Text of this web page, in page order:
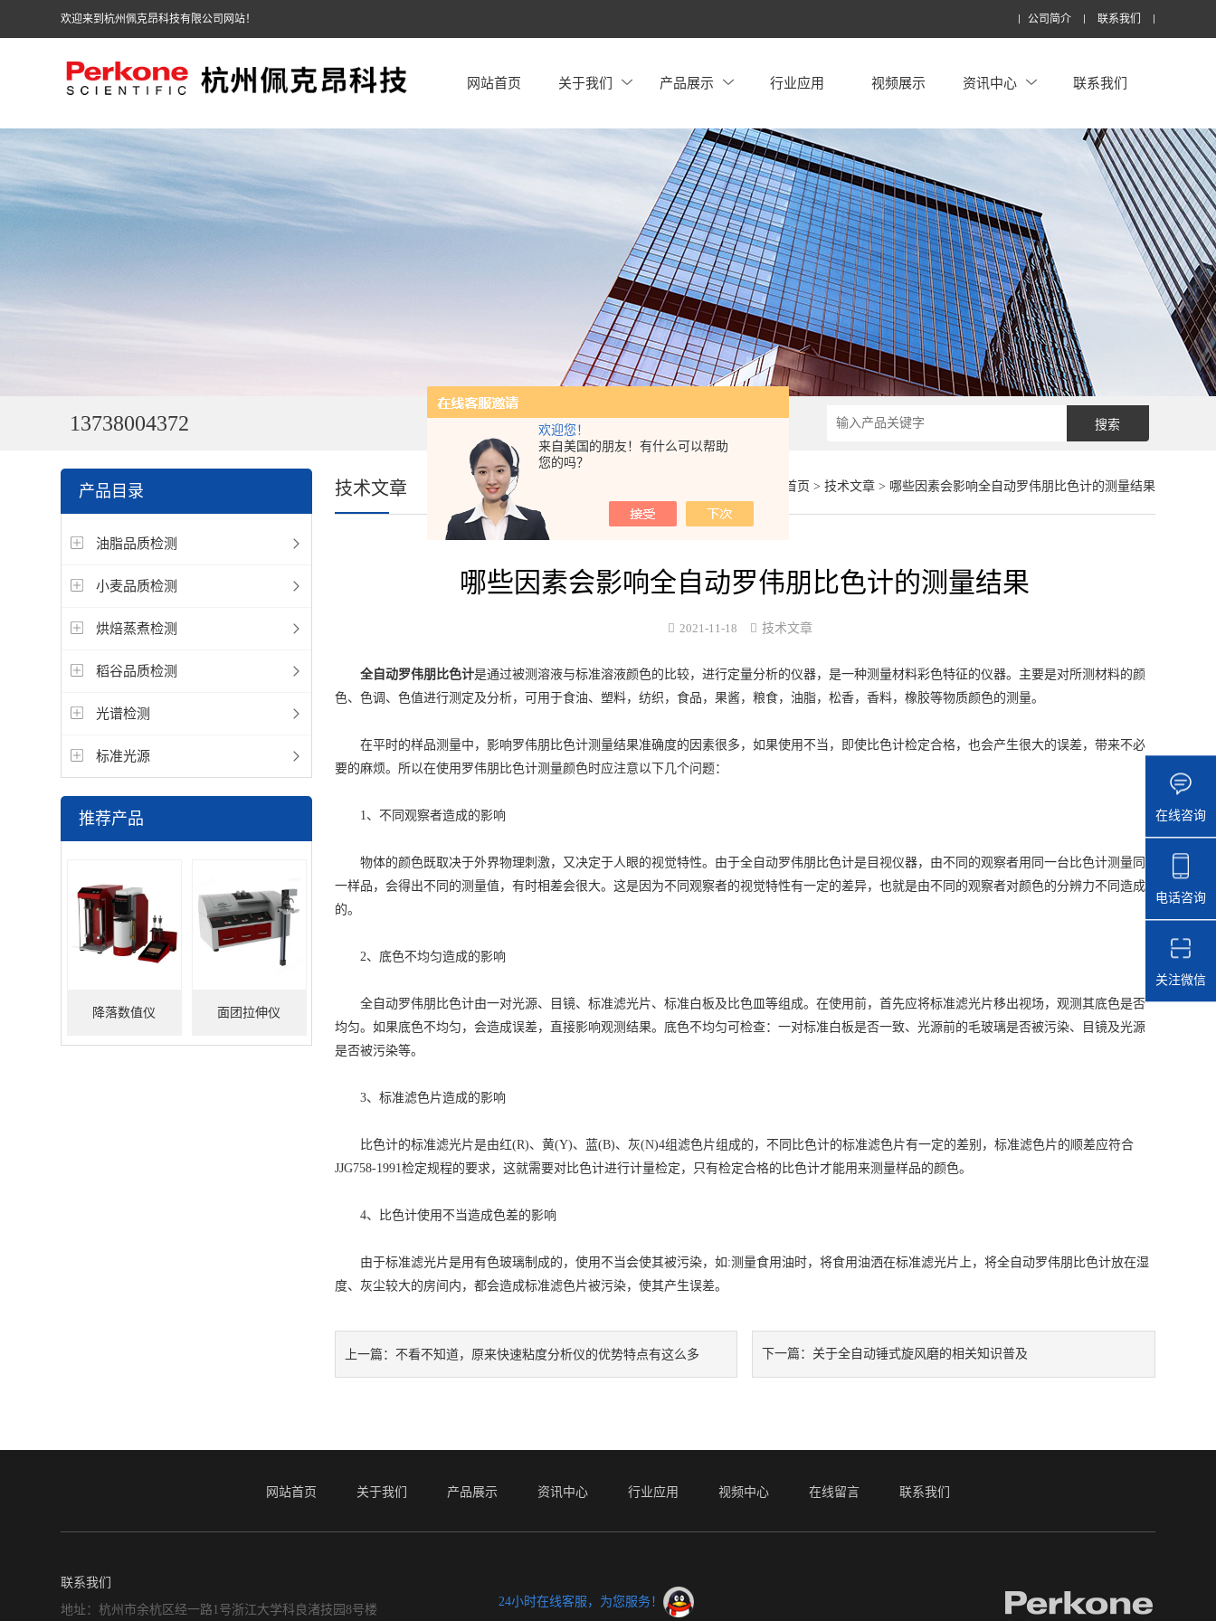
欢迎您！
来自美国的朋友！有什么可以帮助
您的吗？
欢迎来到杭州佩克昂科技有限公司网站！ 公司简介 联系我们
网站首页 关于我们 产品展示 行业应用 视频展示 资讯中心 联系我们
13738004372
产品目录
油脂品质检测
小麦品质检测
烘焙蒸煮检测
稻谷品质检测
光谱检测
标准光源
推荐产品
降落数值仪 面团拉伸仪
首页 > 技术文章> 哪些因素会影响全自动罗伟朋比色计的测量结果
技术文章
哪些因素会影响全自动罗伟朋比色计的测量结果
2021-11-18 技术文章
全自动罗伟朋比色计是通过被测溶液与标准溶液颜色的比较，进行定量分析的仪器，是一种测量材料彩色特征的仪器。主要是对所测材料的颜
色、色调、色值进行测定及分析，可用于食油、塑料，纺织，食品，果酱，粮食，油脂，松香，香料，橡胶等物质颜色的测量。
在平时的样品测量中，影响罗伟朋比色计测量结果准确度的因素很多，如果使用不当，即使比色计检定合格，也会产生很大的误差，带来不必
要的麻烦。所以在使用罗伟朋比色计测量颜色时应注意以下几个问题：
1、不同观察者造成的影响
物体的颜色既取决于外界物理刺激，又决定于人眼的视觉特性。由于全自动罗伟朋比色计是目视仪器，由不同的观察者用同一台比色计测量同
一样品，会得出不同的测量值，有时相差会很大。这是因为不同观察者的视觉特性有一定的差异，也就是由不同的观察者对颜色的分辨力不同造成
的。
2、底色不均匀造成的影响
全自动罗伟朋比色计由一对光源、目镜、标准滤光片、标准白板及比色皿等组成。在使用前，首先应将标准滤光片移出视场，观测其底色是否
均匀。如果底色不均匀，会造成误差，直接影响观测结果。底色不均匀可检查：一对标准白板是否一致、光源前的毛玻璃是否被污染、目镜及光源
是否被污染等。
3、标准滤色片造成的影响
比色计的标准滤光片是由红(R)、黄(Y)、蓝(B)、灰(N)4组滤色片组成的，不同比色计的标准滤色片有一定的差别，标准滤色片的顺差应符合
JJG758-1991检定规程的要求，这就需要对比色计进行计量检定，只有检定合格的比色计才能用来测量样品的颜色。
4、比色计使用不当造成色差的影响
由于标准滤光片是用有色玻璃制成的，使用不当会使其被污染，如:测量食用油时，将食用油洒在标准滤光片上，将全自动罗伟朋比色计放在湿
度、灰尘较大的房间内，都会造成标准滤色片被污染，使其产生误差。
上一篇： 不看不知道，原来快速粘度分析仪的优势特点有这么多 下一篇： 关于全自动锤式旋风磨的相关知识普及
网站首页 关于我们 产品展示 资讯中心 行业应用 视频中心 在线留言 联系我们
联系我们
地址：杭州市余杭区经一路1号浙江大学科良渚技园8号楼
24小时在线客服，为您服务！
在线咨询
电话咨询
关注微信